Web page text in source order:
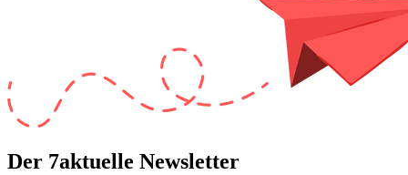
Der 7aktuelle Newsletter